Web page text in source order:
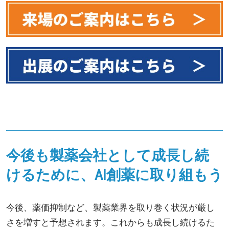
今後も製薬会社として成長し続
けるために、AI創薬に取り組もう
今後、薬価抑制など、製薬業界を取り巻く状況が厳し
さを増すと予想されます。これからも成長し続けるた